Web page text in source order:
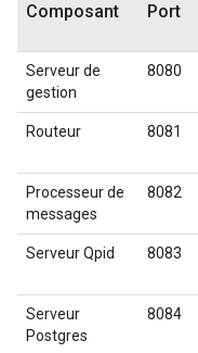
Composant Port
Serveur de
gestion
8080
Routeur 8081
Processeur de
messages
8082
Serveur Qpid 8083
Serveur
Postgres
8084